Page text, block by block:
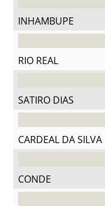
INHAMBUPE
RIO REAL
SATIRO DIAS
CARDEAL DA SILVA
CONDE